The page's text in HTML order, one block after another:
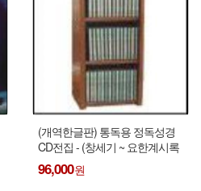
(개역한글판) 통독용 정독성경
CD전집 - (창세기 ~ 요한계시록
CD 40장) : 지갑식 보급판 !!! (장
식장은 제외)
96,000